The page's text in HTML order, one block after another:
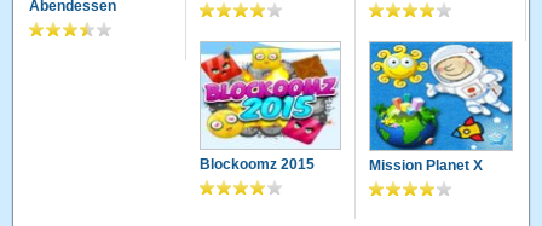
Abendessen
Blockoomz 2015 Mission Planet X